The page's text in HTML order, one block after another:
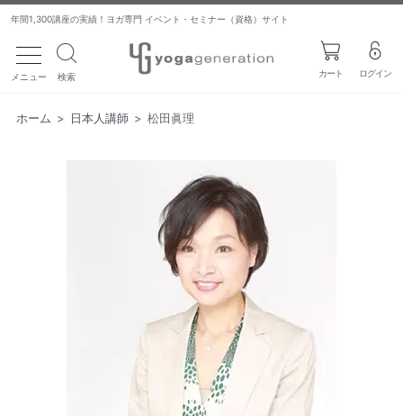
年間1,300講座の実績！ヨガ専門 イベント・セミナー（資格）サイト
toggle navigation
メニュー 検索 カート ログイン
ホーム > 日本人講師 > 松田眞理